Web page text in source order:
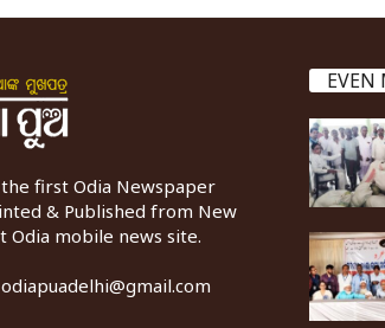
the first Odia Newspaper
& Published from New
Odia mobile news site.
odiapuadelhi@gmail.com
EVEN